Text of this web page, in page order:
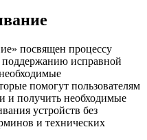
посвящен процессу
исправной
помогут пользователям
и получить необходимые
устройств без
и технических